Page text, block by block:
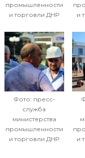
промышленности
и торговли ДНР
и
Фото: пресс-
служба
министерства
промышленности
и торговли ДНР
и